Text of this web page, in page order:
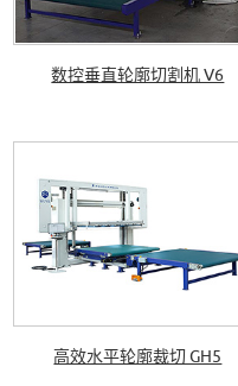
数控垂直轮廓切割机 V6
高效水平轮廓裁切 GH5